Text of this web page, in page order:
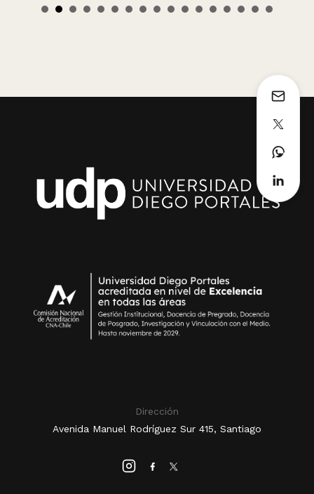
Dirección
Avenida Manuel Rodríguez Sur 415, Santiago